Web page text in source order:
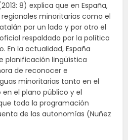
8) explica que en España,
minoritarias como el
por un lado y por otro el
respaldado por la política
En la actualidad, España
planificación lingüística
de reconocer e
minoritarias tanto en el
el plano público y el
toda la programación
de las autonomías (Nuñez